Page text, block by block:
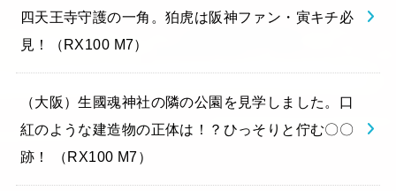
四天王寺守護の一角。狛虎は阪神ファン・寅キチ必
見！（RX100 M7）
（大阪）生國魂神社の隣の公園を見学しました。口
紅のような建造物の正体は！？ひっそりと佇む〇〇
跡！ （RX100 M7）